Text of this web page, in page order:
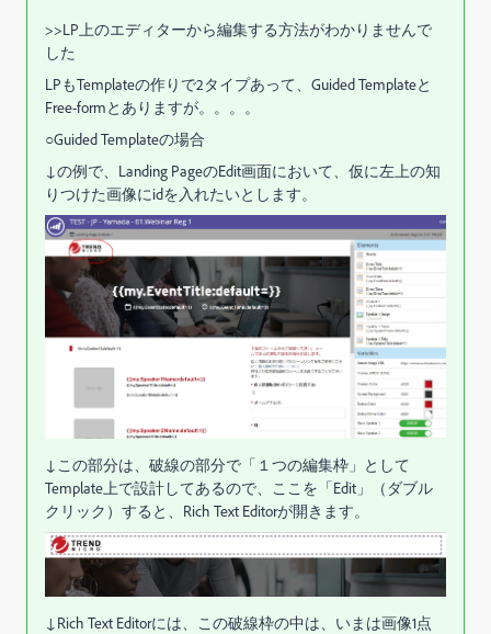
>>LP上のエディターから編集する方法がわかりませんで
した
LPもTemplateの作りで2タイプあって、Guided Templateと
Free-formとありますが。。。。
○Guided Templateの場合
↓の例で、Landing PageのEdit画面において、仮に左上の知
りつけた画像にidを入れたいとします。
↓この部分は、破線の部分で「１つの編集枠」として
Template上で設計してあるので、ここを「Edit」（ダブル
クリック）すると、Rich Text Editorが開きます。
↓Rich Text Editorには、この破線枠の中は、いまは画像1点